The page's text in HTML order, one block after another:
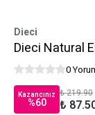
Dieci
Dieci Natural
0
Kazancınız
%60
₺ 219.90
₺